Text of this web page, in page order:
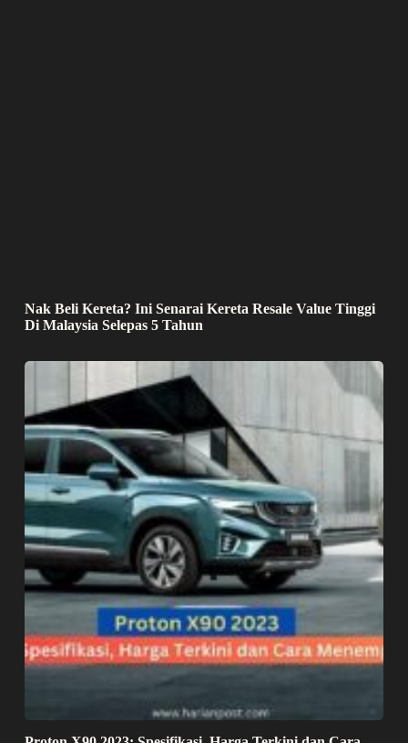
Nak Beli Kereta? Ini Senarai Kereta Resale Value Tinggi
Di Malaysia Selepas 5 Tahun